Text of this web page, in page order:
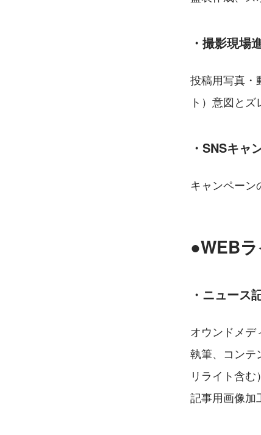
・撮影現場
投稿用写真・
ト）意図と
・SNSキャ
キャンペーン
●WEB
・ニュース
オウンドメデ
執筆、コンテ
リライト含
記事用画像加